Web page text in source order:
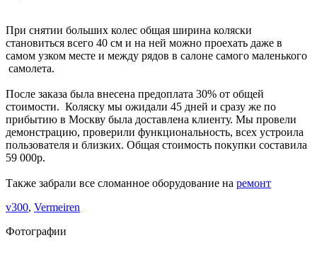
При снятии больших колес общая ширина коляски
становиться всего 40 см и на ней можно проехать даже в
самом узком месте и между рядов в салоне самого маленького
самолета.
После заказа была внесена предоплата 30% от общей
стоимости. Коляску мы ожидали 45 дней и сразу же по
прибытию в Москву была доставлена клиенту. Мы провели
демонстрацию, проверили функциональность, всех устроила
пользователя и близких. Общая стоимость покупки составила
59 000р.
Также забрали все сломанное оборудование на ремонт
v300, Vermeiren
Фотографии